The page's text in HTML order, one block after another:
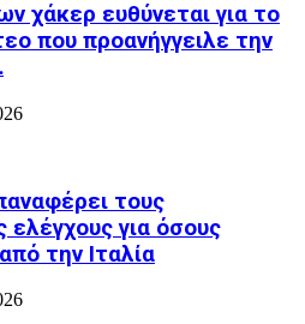
χάκερ ευθύνεται για το
που προανήγγειλε την
τους
ελέγχους για όσους
την Ιταλία